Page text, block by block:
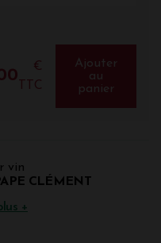
€
TTC
Ajouter
au
panier
vin
CLÉMENT
+